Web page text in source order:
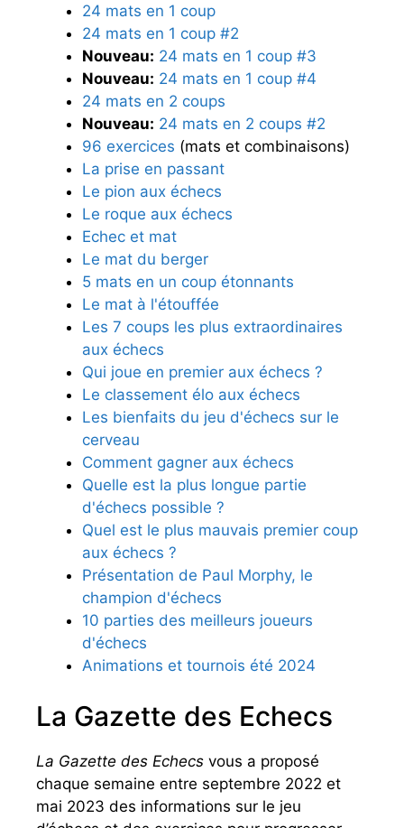
24 mats en 1 coup
24 mats en 1 coup #2
Nouveau: 24 mats en 1 coup #3
Nouveau: 24 mats en 1 coup #4
24 mats en 2 coups
Nouveau: 24 mats en 2 coups #2
96 exercices (mats et combinaisons)
La prise en passant
Le pion aux échecs
Le roque aux échecs
Echec et mat
Le mat du berger
5 mats en un coup étonnants
Le mat à l'étouffée
Les 7 coups les plus extraordinaires
aux échecs
Qui joue en premier aux échecs ?
Le classement élo aux échecs
Les bienfaits du jeu d'échecs sur le
cerveau
Comment gagner aux échecs
Quelle est la plus longue partie
d'échecs possible ?
Quel est le plus mauvais premier coup
aux échecs ?
Présentation de Paul Morphy, le
champion d'échecs
10 parties des meilleurs joueurs
d'échecs
Animations et tournois été 2024
La Gazette des Echecs
La Gazette des Echecs vous a proposé
chaque semaine entre septembre 2022 et
mai 2023 des informations sur le jeu